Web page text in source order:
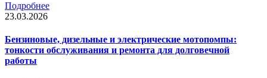
Подробнее
23.03.2026
Бензиновые, дизельные и электрические мотопомпы:
тонкости обслуживания и ремонта для долговечной
работы